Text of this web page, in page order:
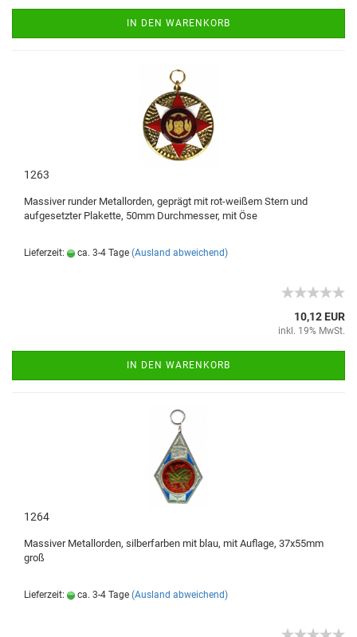
IN DEN WARENKORB
1263
Massiver runder Metallorden, geprägt mit rot-weißem Stern und
aufgesetzter Plakette, 50mm Durchmesser, mit Öse
Lieferzeit: ca. 3-4 Tage (Ausland abweichend)
10,12 EUR
inkl. 19% MwSt.
IN DEN WARENKORB
1264
Massiver Metallorden, silberfarben mit blau, mit Auflage, 37x55mm
groß
Lieferzeit: ca. 3-4 Tage (Ausland abweichend)